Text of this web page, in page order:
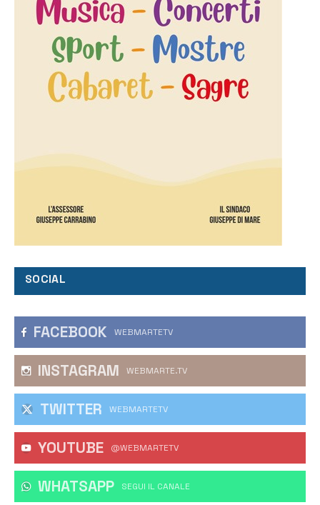
SOCIAL
FACEBOOK WEBMARTETV
INSTAGRAM WEBMARTE.TV
TWITTER WEBMARTETV
YOUTUBE @WEBMARTETV
WHATSAPP ‎SEGUI IL CANALE